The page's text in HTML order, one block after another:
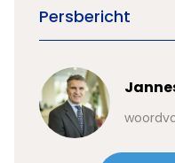
Persbericht